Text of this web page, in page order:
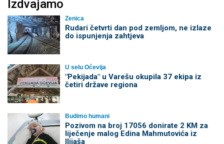
Izdvajamo
Zenica
Rudari četvrti dan pod zemljom, ne izlaze
do ispunjenja zahtjeva
U selu Oćevija
"Pekijada" u Varešu okupila 37 ekipa iz
četiri države regiona
Budimo humani
Pozivom na broj 17056 donirate 2 KM za
liječenje malog Edina Mahmutovića iz
Ilijaša